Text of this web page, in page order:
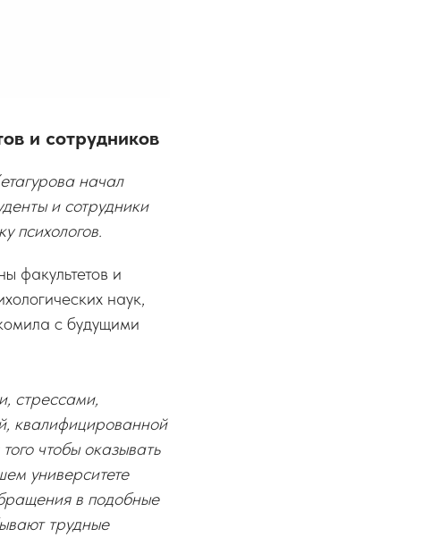
и сотрудников
начал
и сотрудники
психологов.
факультетов и
наук,
с будущими
стрессами,
квалифицированной
чтобы оказывать
университете
в подобные
трудные